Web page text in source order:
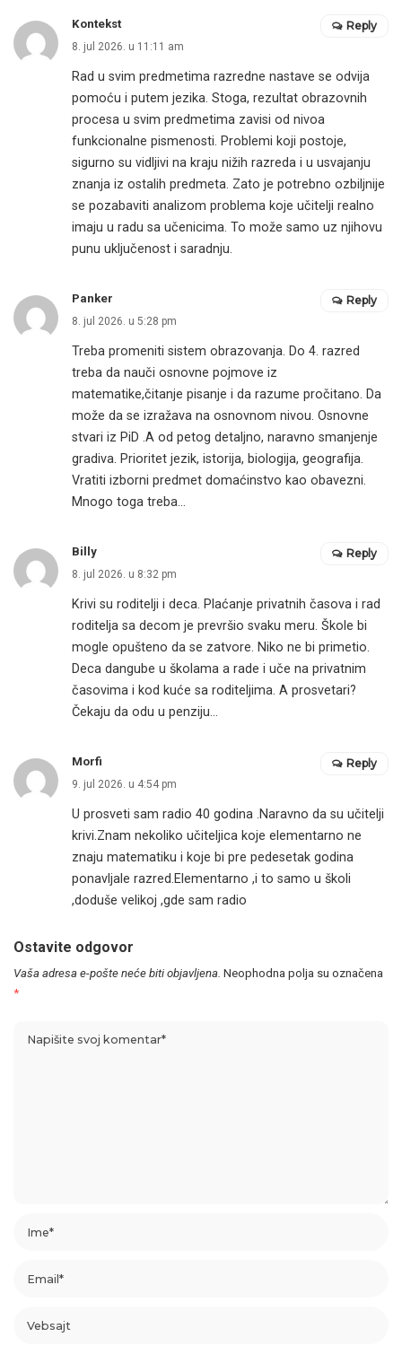
Kontekst
8. jul 2026. u 11:11 am
Rad u svim predmetima razredne nastave se odvija
pomoću i putem jezika. Stoga, rezultat obrazovnih
procesa u svim predmetima zavisi od nivoa
funkcionalne pismenosti. Problemi koji postoje,
sigurno su vidljivi na kraju nižih razreda i u usvajanju
znanja iz ostalih predmeta. Zato je potrebno ozbiljnije
se pozabaviti analizom problema koje učitelji realno
imaju u radu sa učenicima. To može samo uz njihovu
punu uključenost i saradnju.
Reply
Panker
8. jul 2026. u 5:28 pm
Treba promeniti sistem obrazovanja. Do 4. razred
treba da nauči osnovne pojmove iz
matematike,čitanje pisanje i da razume pročitano. Da
može da se izražava na osnovnom nivou. Osnovne
stvari iz PiD .A od petog detaljno, naravno smanjenje
gradiva. Prioritet jezik, istorija, biologija, geografija.
Vratiti izborni predmet domaćinstvo kao obavezni.
Mnogo toga treba…
Reply
Billy
8. jul 2026. u 8:32 pm
Krivi su roditelji i deca. Plaćanje privatnih časova i rad
roditelja sa decom je prevršio svaku meru. Škole bi
mogle opušteno da se zatvore. Niko ne bi primetio.
Deca dangube u školama a rade i uče na privatnim
časovima i kod kuće sa roditeljima. A prosvetari?
Čekaju da odu u penziju…
Reply
Morfi
9. jul 2026. u 4:54 pm
U prosveti sam radio 40 godina .Naravno da su učitelji
krivi.Znam nekoliko učiteljica koje elementarno ne
znaju matematiku i koje bi pre pedesetak godina
ponavljale razred.Elementarno ,i to samo u školi
,doduše velikoj ,gde sam radio
Reply
Ostavite odgovor
Vaša adresa e-pošte neće biti objavljena. Neophodna polja su označena
*